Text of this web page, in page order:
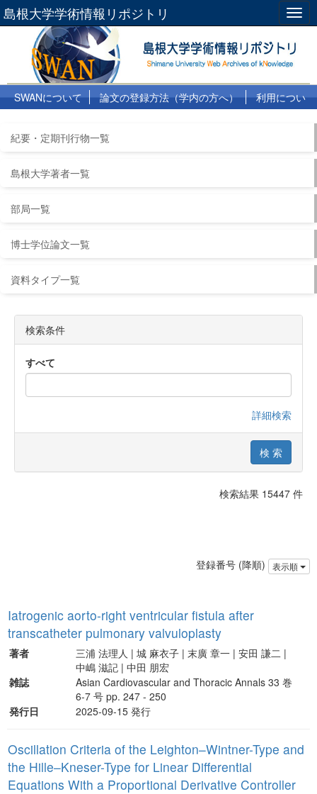
島根大学学術情報リポジトリ
SWANについて 論文の登録方法（学内の方へ）
利用につい
紀要・定期刊行物一覧
島根大学著者一覧
部局一覧
博士学位論文一覧
資料タイプ一覧
検索条件
すべて
詳細検索
検索結果 15447 件
登録番号 (降順) 表示順
Iatrogenic aorto-right ventricular fistula after
transcatheter pulmonary valvuloplasty
著者
三浦 法理人 | 城 麻衣子 | 末廣 章一 | 安田 謙二 |
中嶋 滋記 | 中田 朋宏
雑誌
Asian Cardiovascular and Thoracic Annals 33 巻
6-7 号 pp. 247 - 250
発行日
2025-09-15 発行
Oscillation Criteria of the Leighton–Wintner-Type and
the Hille–Kneser-Type for Linear Differential
Equations With a Proportional Derivative Controller